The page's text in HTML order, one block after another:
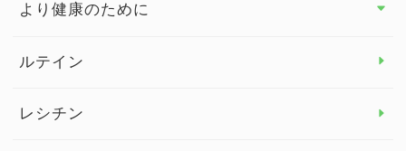
より健康のために
より健康のために トップ
ルテイン
レシチン